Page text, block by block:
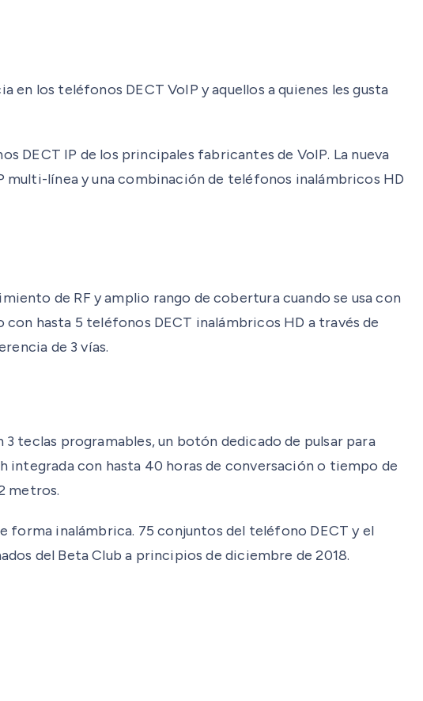
los teléfonos DECT VoIP y aquellos a quienes les gusta
DECT IP de los principales fabricantes de VoIP. La nueva
multi-línea y una combinación de teléfonos inalámbricos HD
de RF y amplio rango de cobertura cuando se usa con
hasta 5 teléfonos DECT inalámbricos HD a través de
de 3 vías.
teclas programables, un botón dedicado de pulsar para
integrada con hasta 40 horas de conversación o tiempo de
metros.
inalámbrica. 75 conjuntos del teléfono DECT y el
del Beta Club a principios de diciembre de 2018.